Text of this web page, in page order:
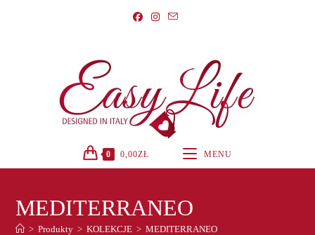
0 0,00ZŁ MENU
MEDITERRANEO
> Produkty > KOLEKCJE > MEDITERRANEO